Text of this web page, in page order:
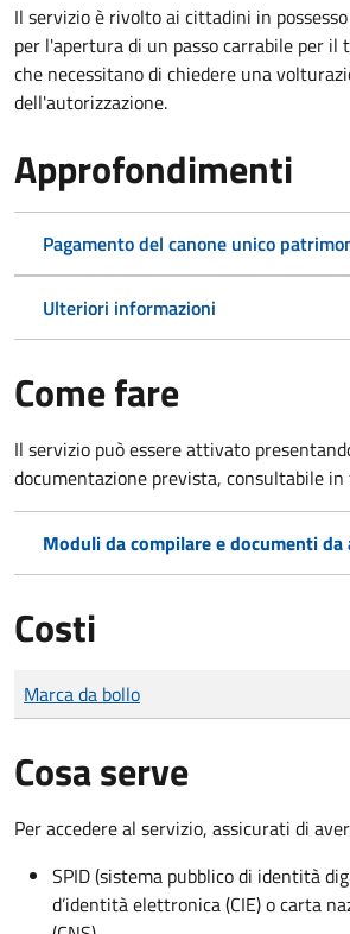
Il servizio è rivolto ai cittadini in
per l'apertura di un passo carrabile per il
che necessitano di chiedere una
dell'autorizzazione.
Approfondimenti
Pagamento del canone unico
Ulteriori informazioni
Come fare
Il servizio può essere attivato
documentazione prevista, consultabile in
Moduli da compilare e documenti da
Costi
Tipo di pagamento
Importo
Marca da bollo
Cosa serve
Per accedere al servizio, assicurati di
SPID (sistema pubblico di identità
d’identità elettronica (CIE) o carta